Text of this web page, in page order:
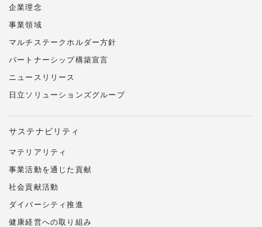
企業理念
事業領域
マルチステークホルダー方針
パートナーシップ構築宣言
ニュースリリース
日立ソリューションズグループ
サステナビリティ
マテリアリティ
事業活動を通じた貢献
社会貢献活動
ダイバーシティ推進
健康経営への取り組み